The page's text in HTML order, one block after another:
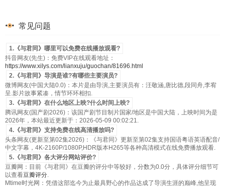
常见问题
1.《与君同》哪里可以免费在线播放观看?
抖音网友(先生)：免费VIP在线观看地址：
https://www.xilys.com/lianxuju/guochan/81696.html
2.《与君同》导演是谁?有哪些主要演员?
微博网友(中国大陆0.0)：本片是由导演,主要演员有：汪敬涵,唐比德,段同舟,李宥
呈.影片故事紧凑，情节环环相扣.
3.《与君同》在什么地区上映?什么时间上映?
腾讯网友(国产剧2026)：该国产剧节目制片国家/地区是中国大陆，上映时间为是
2026年，本站最近更新于：2026-05-09 00:02:21.
4.《与君同》支持免费在线高清播放吗?
头条网友(更新至第02集2026)：《与君同》更新至第02集支持国语粤语英语配音/
中文字幕，4K-2160P/1080P,HDR版本H265等各种高清模式在线免费播放观看.
5.《与君同》各大评分网站评价?
豆瓣网：目前《与君同》在豆瓣的评分中等较好，分数为0.0分，具体评分细节可
以查看豆瓣评分.
Mtime时光网：凭借这部迄今为止最具野心的作品达成了导演生涯的巅峰,他呈现